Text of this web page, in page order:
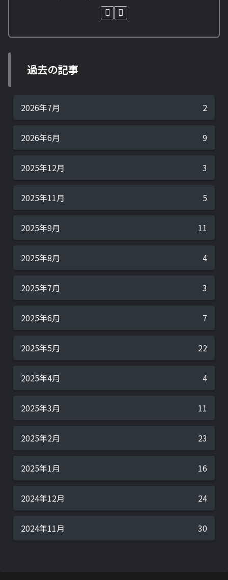
過去の記事
2026年7月 2
2026年6月 9
2025年12月 3
2025年11月 5
2025年9月 11
2025年8月 4
2025年7月 3
2025年6月 7
2025年5月 22
2025年4月 4
2025年3月 11
2025年2月 23
2025年1月 16
2024年12月 24
2024年11月 30